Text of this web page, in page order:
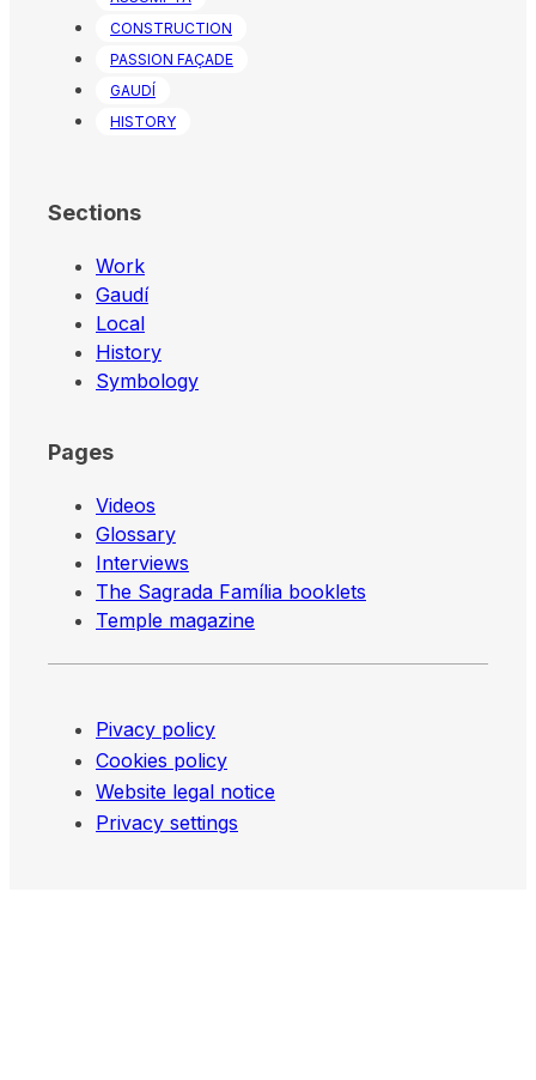
CONSTRUCTION
PASSION FAÇADE
GAUDÍ
HISTORY
Sections
Work
Gaudí
Local
History
Symbology
Pages
Videos
Glossary
Interviews
The Sagrada Família booklets
Temple magazine
Pivacy policy
Cookies policy
Website legal notice
Privacy settings